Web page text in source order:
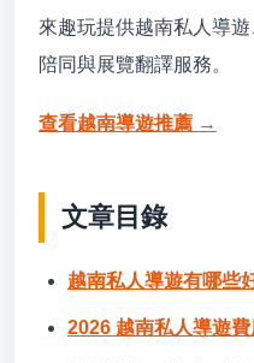
來趣玩提供越南私人導
陪同與展覽翻譯服務。
查看越南導遊推薦 →
文章目錄
越南私人導遊有哪些
2026 越南私人導遊